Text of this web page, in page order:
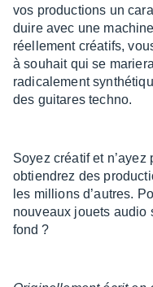
vos produc­tions un
duire avec une
réel­le­ment créa­tifs,
à souhait qui se
radi­ca­le­ment
des guitares techno.
Soyez créa­tif et n’ayez
obtien­drez des
les millions d’autres.
nouveaux jouets audio
fond ?